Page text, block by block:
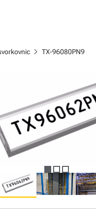
chevron_right TX-96080PN9